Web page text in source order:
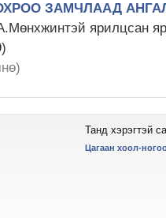
ЗАМЧЛААД
ярилцсан
Танд хэрэгтэй
Цагаан хоол-